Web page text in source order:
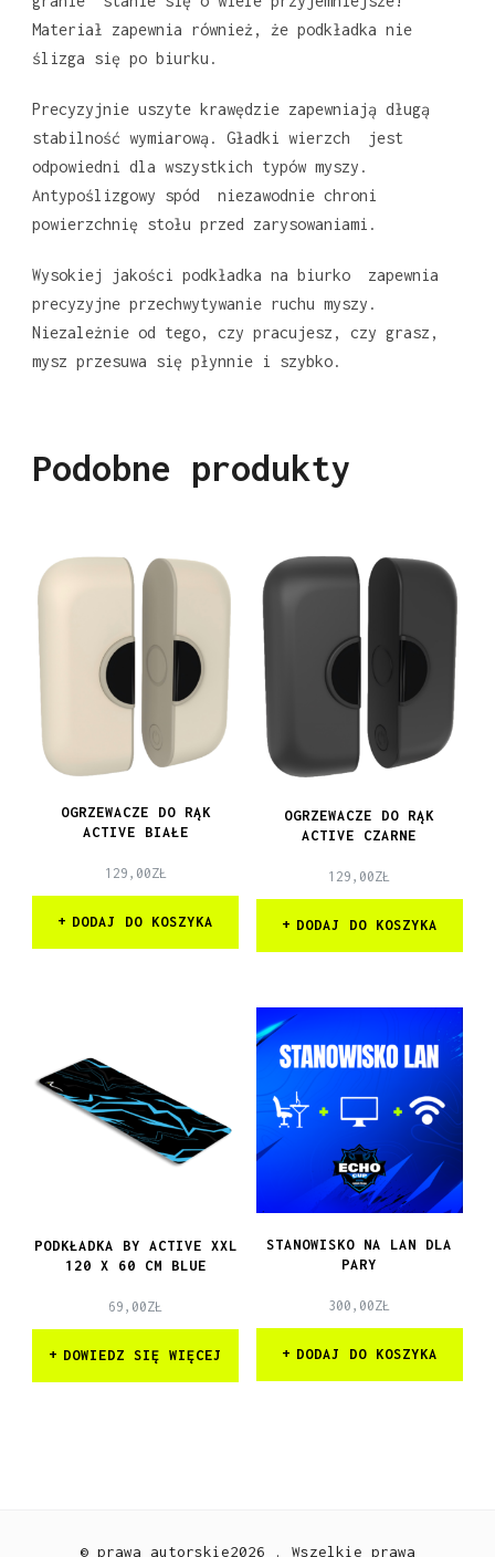
Materiał zapewnia również, że podkładka nie
ślizga się po biurku.
Precyzyjnie uszyte krawędzie zapewniają długą
stabilność wymiarową. Gładki wierzch jest
odpowiedni dla wszystkich typów myszy.
Antypoślizgowy spód niezawodnie chroni
powierzchnię stołu przed zarysowaniami.
Wysokiej jakości podkładka na biurko zapewnia
precyzyjne przechwytywanie ruchu myszy.
Niezależnie od tego, czy pracujesz, czy grasz,
mysz przesuwa się płynnie i szybko.
Podobne produkty
OGRZEWACZE DO RĄK
ACTIVE BIAŁE
129,00ZŁ
DODAJ DO KOSZYKA
OGRZEWACZE DO RĄK
ACTIVE CZARNE
129,00ZŁ
DODAJ DO KOSZYKA
PODKŁADKA BY ACTIVE XXL
120 X 60 CM BLUE
69,00ZŁ
DOWIEDZ SIĘ WIĘCEJ
STANOWISKO NA LAN DLA
PARY
300,00ZŁ
DODAJ DO KOSZYKA
© prawa autorskie2026 . Wszelkie prawa